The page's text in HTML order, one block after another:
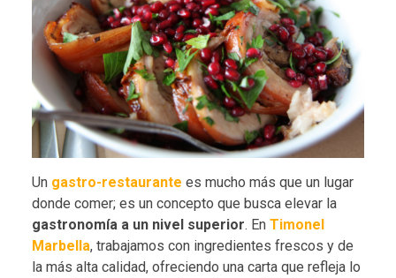
Un gastro-restaurante es mucho más que un lugar
donde comer; es un concepto que busca elevar la
gastronomía a un nivel superior. En Timonel
Marbella, trabajamos con ingredientes frescos y de
la más alta calidad, ofreciendo una carta que refleja lo